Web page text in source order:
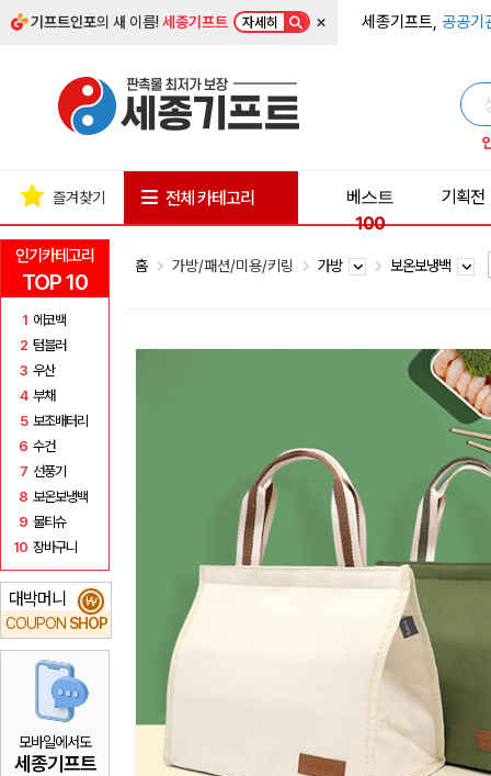
기프트인포의 새 이름!세종기프트 자세히 × 세종기프트, 공공기
인기카테고리
TOP 10
1 에코백
2 텀블러
3 우산
4 부채
5 보조배터리
6 수건
7 선풍기
8 보온보냉백
9 물티슈
10 장바구니
대박머니
COUPON SHOP
₩
모바일에서도
세종기프트
즐겨찾기 전체 카테고리
베스트
100
기획전
홈 가방/패션/미용/키링 가방 보온보냉백